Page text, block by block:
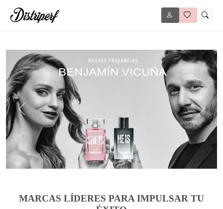
Anterior
MARCAS LÍDERES PARA IMPULSAR TU